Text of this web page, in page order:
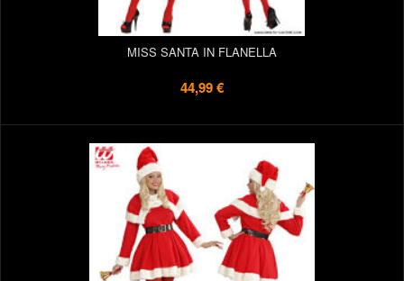
MISS SANTA IN FLANELLA
44,99 €